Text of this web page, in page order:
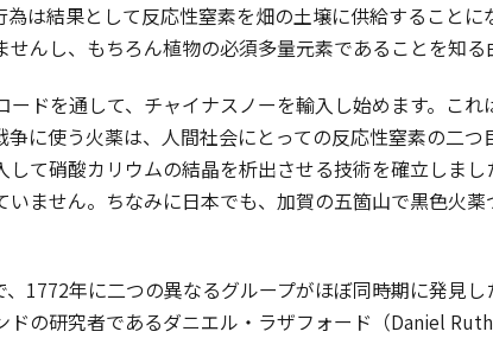
は結果として反応性窒素を畑の土壌に供給すること
んし、もちろん植物の必須多量元素であることを知る
ドを通して、チャイナスノーを輸入し始めます。こ
に使う火薬は、人間社会にとっての反応性窒素の二つ
て硝酸カリウムの結晶を析出させる技術を確立しま
ません。ちなみに日本でも、加賀の五箇山で黒色火
1772年に二つの異なるグループがほぼ同時期に発見し
の研究者であるダニエル・ラザフォード（Daniel